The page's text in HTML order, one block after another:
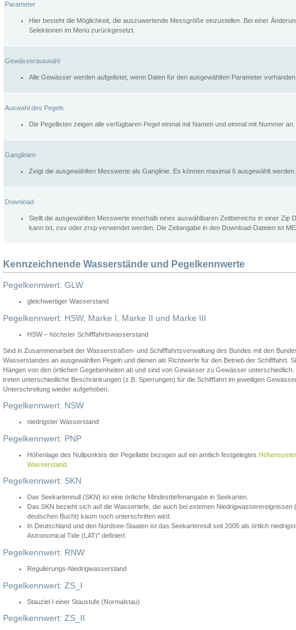
Parameter
Hier besteht die Möglichkeit, die auszuwertende Messgröße einzustellen. Bei einer
Selektionen im Menü zurückgesetzt.
Gewässerauswahl
Alle Gewässer werden aufgelistet, wenn Daten für den ausgewählten Parameter vorhanden
Auswahl des Pegels
Die Pegellisten zeigen alle verfügbaren Pegel einmal mit Namen und einmal mit Nummer an.
Ganglinien
Zeigt die ausgewählten Messwerte als Ganglinie. Es können maximal 6 ausgewählt werden.
Download
Stellt die ausgewählten Messwerte innerhalb eines auswählbaren Zeitbereichs in einer Zip
kann txt, csv oder zrxp verwendet werden. Die Zeitangabe in den Download-Dateien ist
Kennzeichnende Wasserstände und Pegelkennwerte
Pegelkennwert: GLW
gleichwertiger Wasserstand
Pegelkennwert: HSW, Marke I, Marke II und Marke III
HSW – höchster Schifffahrtswasserstand
Sind in Zusammenarbeit der Wasserstraßen- und Schifffahrtsverwaltung des Bundes mit den
Wasserstandes an ausgewählten Pegeln und dienen als Richtwerte für den Betrieb der Schifffahrt.
Hängen von den örtlichen Gegebenheiten ab und sind von Gewässer zu Gewässer
treten unterschiedliche Beschränkungen (z.B. Sperrungen) für die Schifffahrt im jeweiligen
Unterschreitung wieder aufgehoben.
Pegelkennwert: NSW
niedrigster Wasserstand
Pegelkennwert: PNP
Höhenlage des Nullpunktes der Pegellatte bezogen auf ein amtlich festgelegtes
Wasserstand
Pegelkennwert: SKN
Das Seekartennull (SKN) ist eine örtliche Mindesttiefenangabe in Seekarten.
Das SKN bezieht sich auf die Wassertiefe, die auch bei extemen Niedrigwasserereignissen
deutschen Bucht) kaum noch unterschritten wird.
In Deutschland und den Nordsee-Staaten ist das Seekartennull seit 2005 als örtlich
Astronomical Tide (LAT)" definiert.
Pegelkennwert: RNW
Regulierungs-Niedrigwasserstand
Pegelkennwert: ZS_I
Stauziel I einer Staustufe (Normalstau)
Pegelkennwert: ZS_II